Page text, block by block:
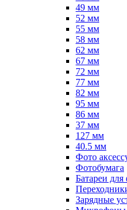
49 мм
52 мм
55 мм
58 мм
62 мм
67 мм
72 мм
77 мм
82 мм
95 мм
86 мм
37 мм
127 мм
40.5 мм
Фото
Фотобумага
Батареи
Зарядные